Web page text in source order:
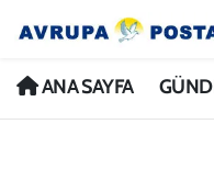
ANA SAYFA
ANA SAYFA
Nöbetçi Eczaneler